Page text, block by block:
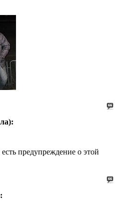
предупреждение о этой